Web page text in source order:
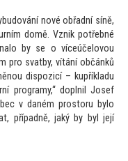
nové obřadní síně,
domě. Vznik potřebné
by se o víceúčelovou
pro svatby, vítání občánků
dispozicí – kupříkladu
programy,“ doplnil Josef
v daném prostoru bylo
případně, jaký by byl její